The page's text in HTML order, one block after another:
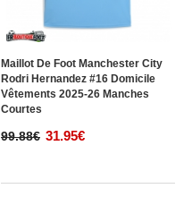
Maillot De Foot Manchester City
Rodri Hernandez #16 Domicile
Vêtements 2025-26 Manches
Courtes
99.88€ 31.95€